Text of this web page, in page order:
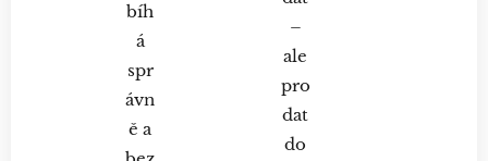
bíh
á
spr
ávn
ě a
–
ale
pro
dat
do